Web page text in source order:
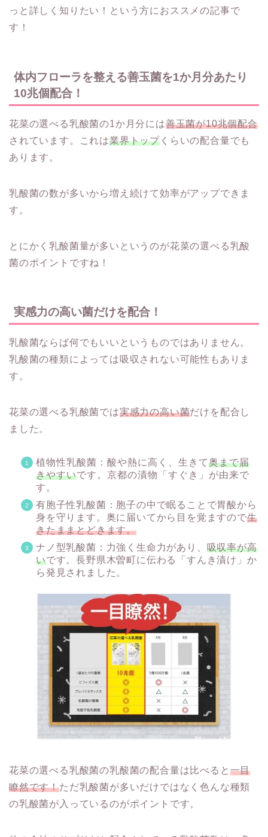
っと詳しく知りたい！という方におススメの記事で
す！
体内フローラを整える善玉菌を1か月分あたり
10兆個配合！
花菜の選べる乳酸菌の1か月分には善玉菌が10兆個配合
されています。これは業界トップ くらいの配合量でも
あります。
乳酸菌の数が多いから増え続けて効率がアップできま
す。
とにかく乳酸菌量が多いというのが花菜の選べる乳酸
菌のポイントですね！
実感力の高い菌だけを配合！
乳酸菌ならば何でもいいというものではありません。
乳酸菌の種類によっては吸収されない可能性もありま
す。
花菜の選べる乳酸菌では実感力の高い菌だけを配合し
ました。
植物性乳酸菌：酸や熱に高く、生きて奥まで届
きやすいです。京都の漬物「すぐき」が由来で
す。
有胞子性乳酸菌：胞子の中で眠ることで胃酸から
身を守ります。奥に届いてから目を覚ますので生
きたままとどきます。
ナノ型乳酸菌：力強く生命力があり、 吸収率が高
いです。長野県木曽町に伝わる「すんき漬け」か
ら発見されました。
花菜の選べる乳酸菌の乳酸菌の配合量は比べると 一目
瞭然です！ただ乳酸菌が多いだけではなく色んな種類
の乳酸菌が入っているのがポイントです。